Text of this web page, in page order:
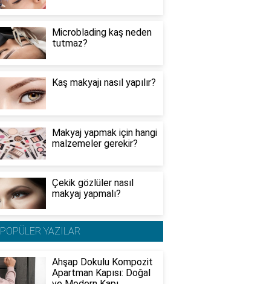
Microblading kaş neden
tutmaz?
Kaş makyajı nasıl yapılır?
Makyaj yapmak için hangi
malzemeler gerekir?
Çekik gözlüler nasıl
makyaj yapmalı?
POPÜLER YAZILAR
Ahşap Dokulu Kompozit
Apartman Kapısı: Doğal